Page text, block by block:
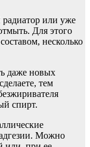
или уже
Для этого
несколько
даже новых
тем
спирт.
Можно